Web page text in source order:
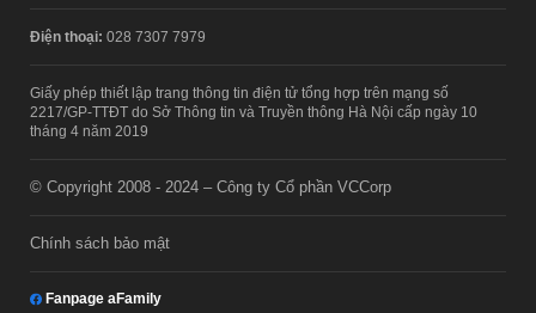
Điện thoại: 028 7307 7979
Giấy phép thiết lập trang thông tin điện tử tổng hợp trên mạng số
2217/GP-TTĐT do Sở Thông tin và Truyền thông Hà Nội cấp ngày 10
tháng 4 năm 2019
© Copyright 2008 - 2024 – Công ty Cổ phần VCCorp
Chính sách bảo mật
Fanpage aFamily